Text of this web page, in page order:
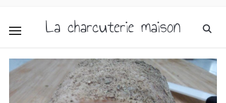
La charcuterie maison